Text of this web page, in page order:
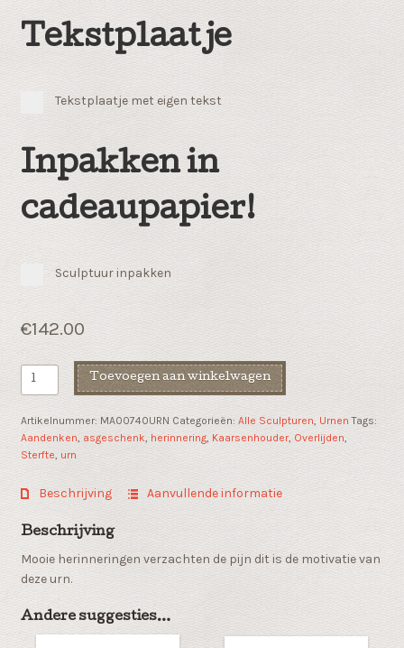
Tekstplaatje
Tekstplaatje met eigen tekst
Inpakken in
cadeaupapier!
Sculptuur inpakken
€142.00
As
geschenk
altijd
in
urn
Toevoegen aan winkelwagen
Artikelnummer: MA00740URN Categorieën: Alle Sculpturen Urnen Tags:
Aandenken asgeschenk herinnering, Kaarsenhouder, Overlijden
Sterfte urn
Beschrijving Aanvullende informatie
Beschrijving
Mooie herinneringen verzachten de pijn dit is de motivatie van
deze urn.
Andere suggesties…